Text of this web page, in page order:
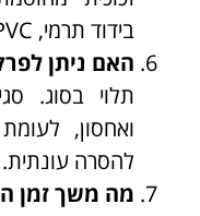
בידוד תרמי, PVC איכותי ועוד.
האם ניתן
תלוי בסוג.
ואחסון,
להסרה עונתית.
מה משך זמן